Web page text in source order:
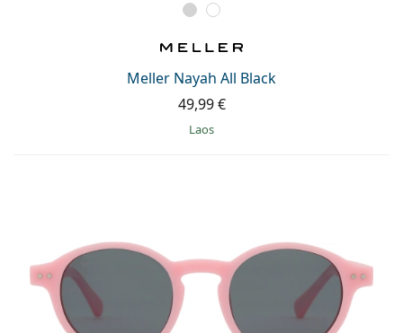
Meller Nayah All Black
49,99 €
Laos